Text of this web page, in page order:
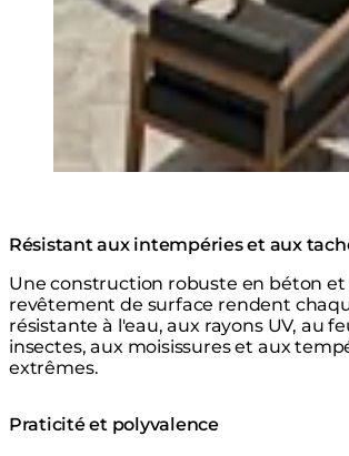
Résistant aux intempéries et aux
Une construction robuste en béton et
revêtement de surface rendent
résistante à l'eau, aux rayons UV, au
insectes, aux moisissures et aux
extrêmes.
Praticité et polyvalence